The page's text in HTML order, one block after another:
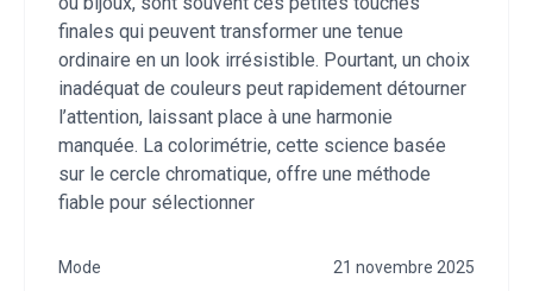
finales qui peuvent transformer une tenue
ordinaire en un look irrésistible. Pourtant, un choix
inadéquat de couleurs peut rapidement détourner
l’attention, laissant place à une harmonie
manquée. La colorimétrie, cette science basée
sur le cercle chromatique, offre une méthode
fiable pour sélectionner
Mode 21 novembre 2025